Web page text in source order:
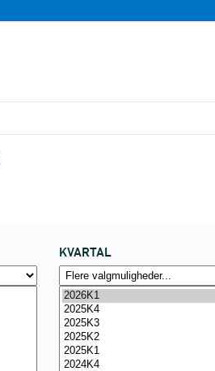
KVARTAL